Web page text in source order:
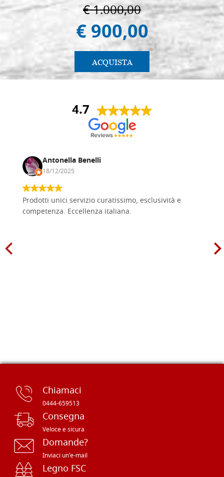
€ 1.000,00
€ 900,00
ACQUISTA
4.7
Antonella Benelli
18/12/2025
Prodotti unici servizio curatissimo, esclusività e
competenza. Eccellenza italiana.
Chiamaci
0444-659513
Consegna
Veloce e sicura
Domande?
Inviaci un'e-mail
Legno FSC